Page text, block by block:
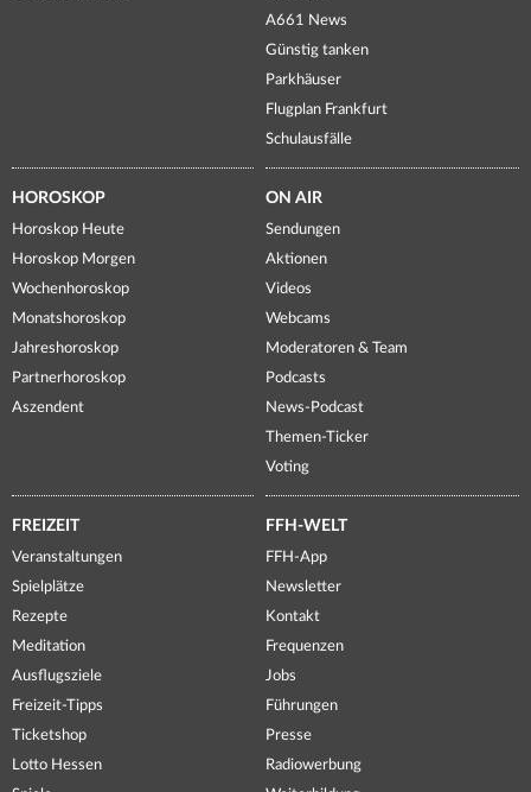
A661 News
Günstig tanken
Parkhäuser
Flugplan Frankfurt
Schulausfälle
HOROSKOP
Horoskop Heute
Horoskop Morgen
Wochenhoroskop
Monatshoroskop
Jahreshoroskop
Partnerhoroskop
Aszendent
ON AIR
Sendungen
Aktionen
Videos
Webcams
Moderatoren & Team
Podcasts
News-Podcast
Themen-Ticker
Voting
FREIZEIT
Veranstaltungen
Spielplätze
Rezepte
Meditation
Ausflugsziele
Freizeit-Tipps
Ticketshop
Lotto Hessen
FFH-WELT
FFH-App
Newsletter
Kontakt
Frequenzen
Jobs
Führungen
Presse
Radiowerbung